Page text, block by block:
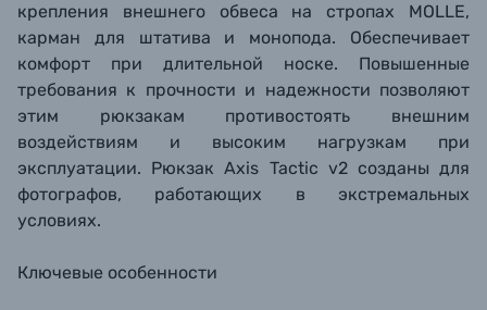
крепления внешнего обвеса на стропах MOLLE,
карман для штатива и монопода. Обеспечивает
комфорт при длительной носке. Повышенные
требования к прочности и надежности позволяют
этим рюкзакам противостоять внешним
воздействиям и высоким нагрузкам при
эксплуатации. Рюкзак Axis Tactic v2 созданы для
фотографов, работающих в экстремальных
условиях.
Ключевые особенности